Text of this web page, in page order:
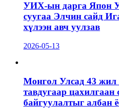
УИХ-ын дарга Япон
суугаа Элчин сайд
хүлээн авч уулзав
2026-05-13
Монгол Улсад 43 жил
тавдугаар цахилгаан
байгуулалтыг албан